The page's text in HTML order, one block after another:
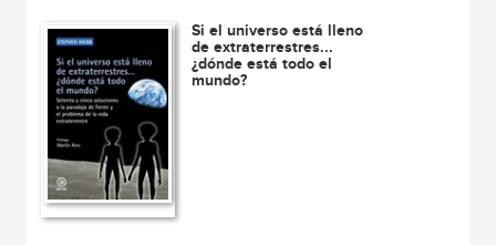
Si el universo está lleno
de extraterrestres...
¿dónde está todo el
mundo?